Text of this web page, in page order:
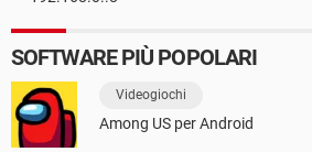
SOFTWARE PIÙ POPOLARI
Videogiochi
Among US per Android